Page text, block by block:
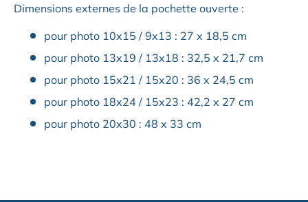
Dimensions externes de la pochette ouverte :
pour photo 10x15 / 9x13 : 27 x 18,5 cm
pour photo 13x19 / 13x18 : 32,5 x 21,7 cm
pour photo 15x21 / 15x20 : 36 x 24,5 cm
pour photo 18x24 / 15x23 : 42,2 x 27 cm
pour photo 20x30 : 48 x 33 cm